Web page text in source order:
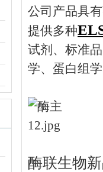
公司产品具
提供多种
试剂、标准
学、蛋白组
酶联生物